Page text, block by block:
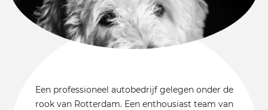
Een professioneel autobedrijf gelegen onder de
rook van Rotterdam. Een enthousiast team van